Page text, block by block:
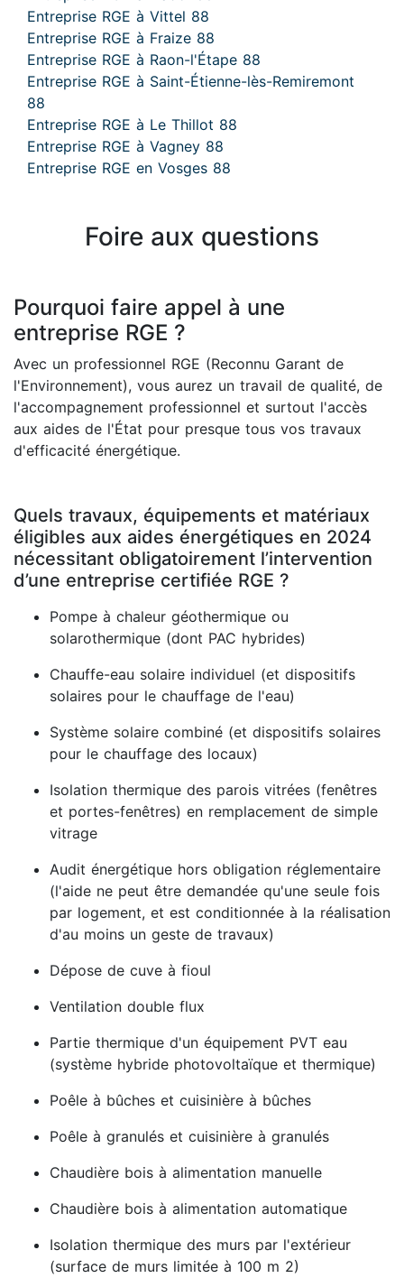
Entreprise RGE à Vittel 88
Entreprise RGE à Fraize 88
Entreprise RGE à Raon-l'Étape 88
Entreprise RGE à Saint-Étienne-lès-Remiremont
88
Entreprise RGE à Le Thillot 88
Entreprise RGE à Vagney 88
Entreprise RGE en Vosges 88
Foire aux questions
Pourquoi faire appel à une
entreprise RGE ?
Avec un professionnel RGE (Reconnu Garant de
l'Environnement), vous aurez un travail de qualité, de
l'accompagnement professionnel et surtout l'accès
aux aides de l'État pour presque tous vos travaux
d'efficacité énergétique.
Quels travaux, équipements et matériaux
éligibles aux aides énergétiques en 2024
nécessitant obligatoirement l’intervention
d’une entreprise certifiée RGE ?
Pompe à chaleur géothermique ou
solarothermique (dont PAC hybrides)
Chauffe-eau solaire individuel (et dispositifs
solaires pour le chauffage de l'eau)
Système solaire combiné (et dispositifs solaires
pour le chauffage des locaux)
Isolation thermique des parois vitrées (fenêtres
et portes-fenêtres) en remplacement de simple
vitrage
Audit énergétique hors obligation réglementaire
(l'aide ne peut être demandée qu'une seule fois
par logement, et est conditionnée à la réalisation
d'au moins un geste de travaux)
Dépose de cuve à fioul
Ventilation double flux
Partie thermique d'un équipement PVT eau
(système hybride photovoltaïque et thermique)
Poêle à bûches et cuisinière à bûches
Poêle à granulés et cuisinière à granulés
Chaudière bois à alimentation manuelle
Chaudière bois à alimentation automatique
Isolation thermique des murs par l'extérieur
(surface de murs limitée à 100 m 2)